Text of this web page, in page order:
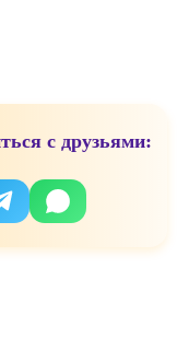
с друзьями: